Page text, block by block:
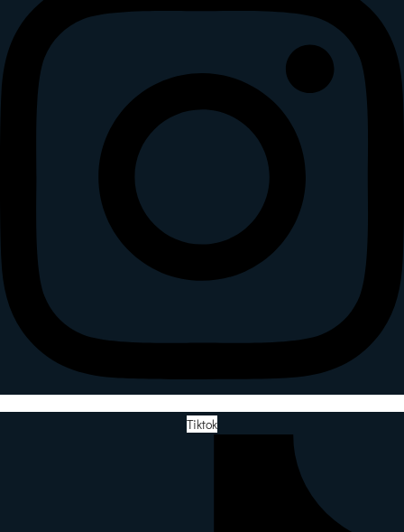
Tiktok